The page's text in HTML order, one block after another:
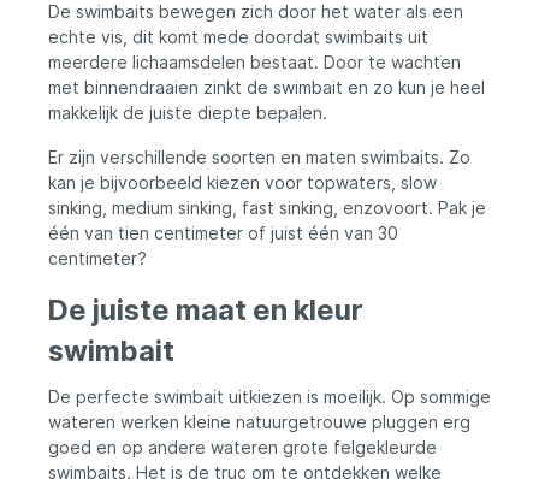
De swimbaits bewegen zich door het water als een
echte vis, dit komt mede doordat swimbaits uit
meerdere lichaamsdelen bestaat. Door te wachten
met binnendraaien zinkt de swimbait en zo kun je heel
makkelijk de juiste diepte bepalen.
Er zijn verschillende soorten en maten swimbaits. Zo
kan je bijvoorbeeld kiezen voor topwaters, slow
sinking, medium sinking, fast sinking, enzovoort. Pak je
één van tien centimeter of juist één van 30
centimeter?
De juiste maat en kleur
swimbait
De perfecte swimbait uitkiezen is moeilijk. Op sommige
wateren werken kleine natuurgetrouwe pluggen erg
goed en op andere wateren grote felgekleurde
swimbaits. Het is de truc om te ontdekken welke